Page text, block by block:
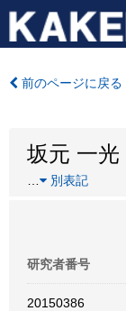
前のページに戻る
坂元 一光
別表記
研究者番号
20150386